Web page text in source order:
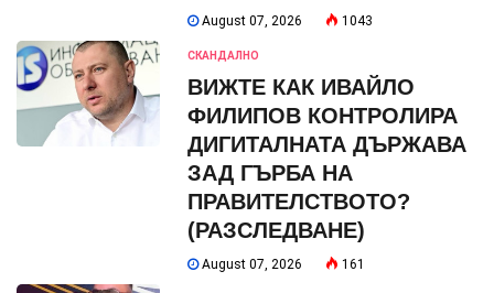
August 07, 2026 1043
СКАНДАЛНО
ВИЖТЕ КАК ИВАЙЛО
ФИЛИПОВ КОНТРОЛИРА
ДИГИТАЛНАТА ДЪРЖАВА
ЗАД ГЪРБА НА
ПРАВИТЕЛСТВОТО?
(РАЗСЛЕДВАНЕ)
August 07, 2026 161